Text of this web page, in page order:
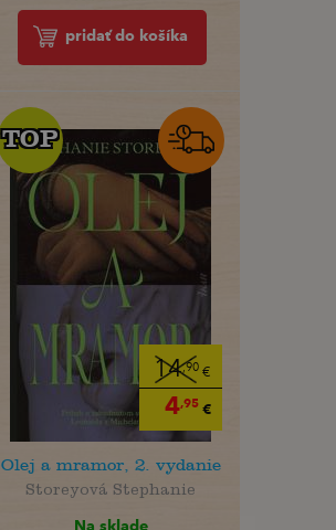
pridať do košíka
14,90€
4,95€
TOP
TOP
Olej a mramor, 2. vydanie
Storeyová Stephanie
Na sklade